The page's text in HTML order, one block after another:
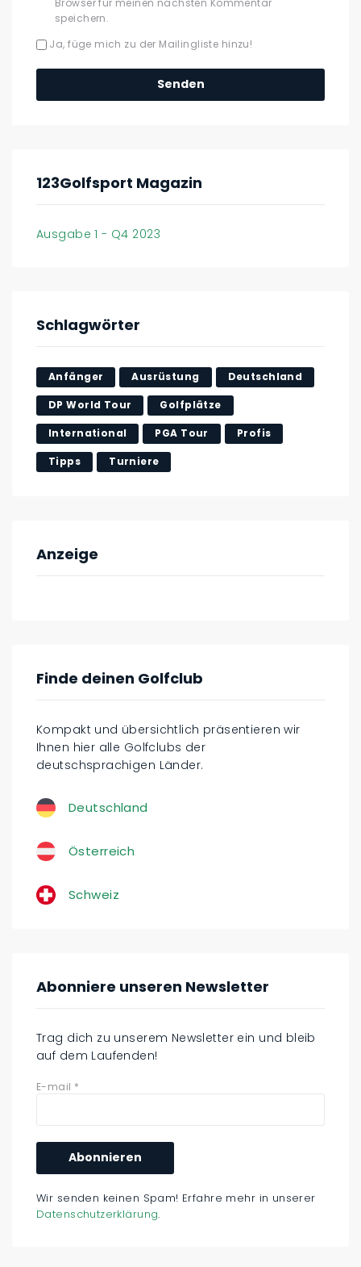
speichern.
Ja, füge mich zu der Mailingliste hinzu!
123Golfsport Magazin
Ausgabe 1 - Q4 2023
Schlagwörter
Anfänger Ausrüstung Deutschland
DP World Tour Golfplätze
International PGA Tour Profis
Tipps Turniere
Anzeige
Finde deinen Golfclub
Kompakt und übersichtlich präsentieren wir
Ihnen hier alle Golfclubs der
deutschsprachigen Länder.
Deutschland
Österreich
Schweiz
Abonniere unseren Newsletter
Trag dich zu unserem Newsletter ein und bleib
auf dem Laufenden!
E-mail *
Wir senden keinen Spam! Erfahre mehr in unserer
Datenschutzerklärung.